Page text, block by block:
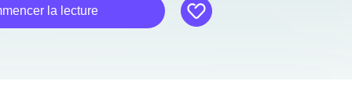
la lecture like